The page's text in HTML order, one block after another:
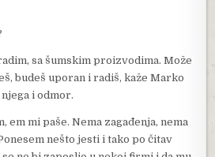
sa šumskim proizvodima. Može
budeš uporan i radiš, kaže Marko
i odmor.
em mi paše. Nema zagađenja, nema
nešto jesti i tako po čitav